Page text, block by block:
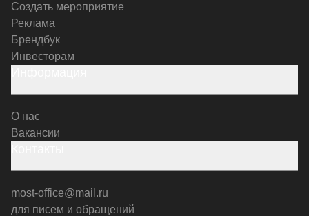
Создать мероприятие
Реклама
Брендбук
Инвесторам
О нас
Вакансии
most-office@mail.ru
для писем и обращений